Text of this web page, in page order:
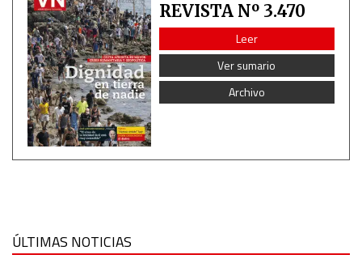
REVISTA Nº 3.470
Leer
Ver sumario
Archivo
ÚLTIMAS NOTICIAS